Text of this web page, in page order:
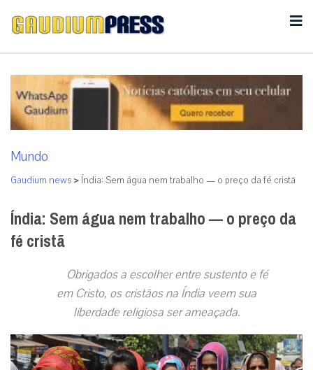
Mundo
Gaudium news > Índia: Sem água nem trabalho — o preço da fé cristã
Índia: Sem água nem trabalho — o preço da
fé cristã
Obrigados a escolher entre sustento e fé
em Cristo, os cristãos na Índia veem sua
liberdade religiosa ser ameaçada.